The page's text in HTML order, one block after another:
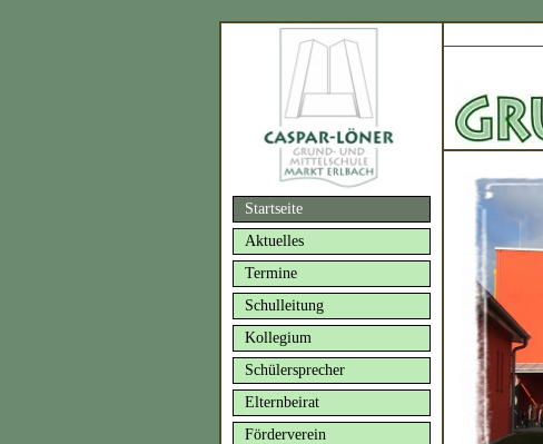
Startseite
Aktuelles
Termine
Schulleitung
Kollegium
Schülersprecher
Elternbeirat
Förderverein